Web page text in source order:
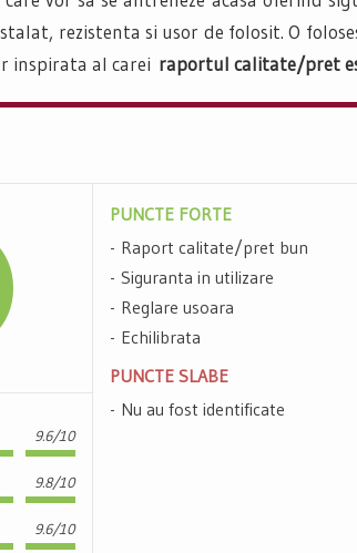
rezistenta si usor de folosit. O
inspirata al carei raportul calitate/pret
9.6/10
9.8/10
9.6/10
PUNCTE FORTE
Raport calitate/pret bun
Siguranta in utilizare
Reglare usoara
Echilibrata
PUNCTE SLABE
Nu au fost identificate